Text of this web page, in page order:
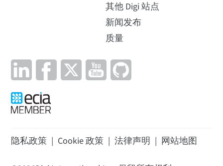
其他 Digi 站点
新闻发布
质量
隐私政策 | Cookie 政策 | 法律声明 | 网站地图